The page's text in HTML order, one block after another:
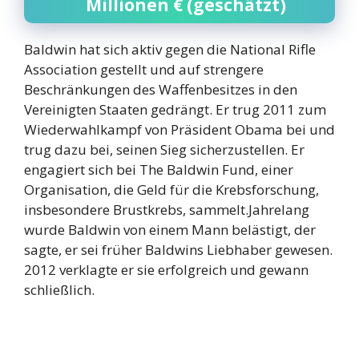
Millionen € (geschätzt)
Baldwin hat sich aktiv gegen die National Rifle
Association gestellt und auf strengere
Beschränkungen des Waffenbesitzes in den
Vereinigten Staaten gedrängt. Er trug 2011 zum
Wiederwahlkampf von Präsident Obama bei und
trug dazu bei, seinen Sieg sicherzustellen. Er
engagiert sich bei The Baldwin Fund, einer
Organisation, die Geld für die Krebsforschung,
insbesondere Brustkrebs, sammelt.Jahrelang
wurde Baldwin von einem Mann belästigt, der
sagte, er sei früher Baldwins Liebhaber gewesen.
2012 verklagte er sie erfolgreich und gewann
schließlich.